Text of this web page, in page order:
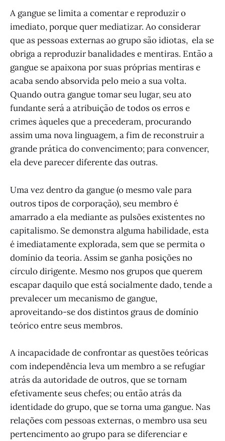
A gangue se limita a comentar e reproduzir o
imediato, porque quer mediatizar. Ao considerar
que as pessoas externas ao grupo são idiotas, ela se
obriga a reproduzir banalidades e mentiras. Então a
gangue se apaixona por suas próprias mentiras e
acaba sendo absorvida pelo meio a sua volta.
Quando outra gangue tomar seu lugar, seu ato
fundante será a atribuição de todos os erros e
crimes àqueles que a precederam, procurando
assim uma nova linguagem, a fim de reconstruir a
grande prática do convencimento; para convencer,
ela deve parecer diferente das outras.
Uma vez dentro da gangue (o mesmo vale para
outros tipos de corporação), seu membro é
amarrado a ela mediante as pulsões existentes no
capitalismo. Se demonstra alguma habilidade, esta
é imediatamente explorada, sem que se permita o
domínio da teoria. Assim se ganha posições no
círculo dirigente. Mesmo nos grupos que querem
escapar daquilo que está socialmente dado, tende a
prevalecer um mecanismo de gangue,
aproveitando-se dos distintos graus de domínio
teórico entre seus membros.
A incapacidade de confrontar as questões teóricas
com independência leva um membro a se refugiar
atrás da autoridade de outros, que se tornam
efetivamente seus chefes; ou então atrás da
identidade do grupo, que se torna uma gangue. Nas
relações com pessoas externas, o membro usa seu
pertencimento ao grupo para se diferenciar e